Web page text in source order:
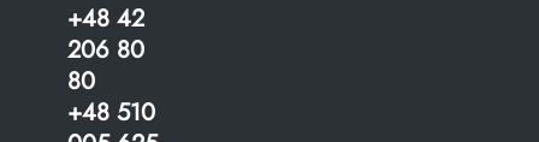
+48 42
206 80
80
+48 510